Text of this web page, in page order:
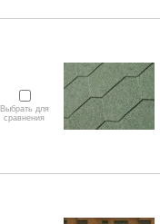
Выбрать для
сравнения